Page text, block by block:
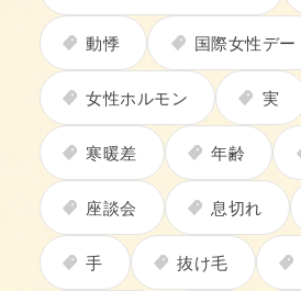
動悸 国際女性デー
女性ホルモン 実
寒暖差 年齢
座談会 息切れ
手 抜け毛